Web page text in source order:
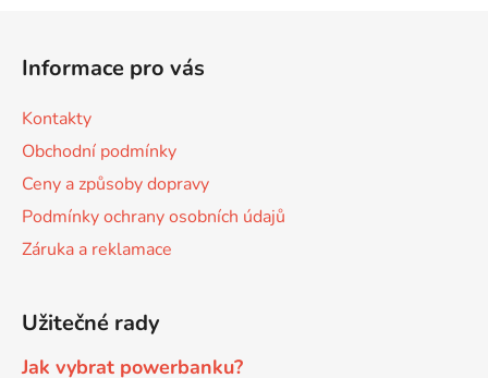
Informace pro vás
Kontakty
Obchodní podmínky
Ceny a způsoby dopravy
Podmínky ochrany osobních údajů
Záruka a reklamace
Užitečné rady
Jak vybrat powerbanku?